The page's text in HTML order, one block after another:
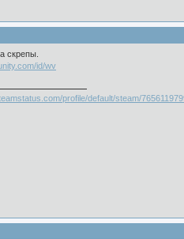
скрепы.
id/wv